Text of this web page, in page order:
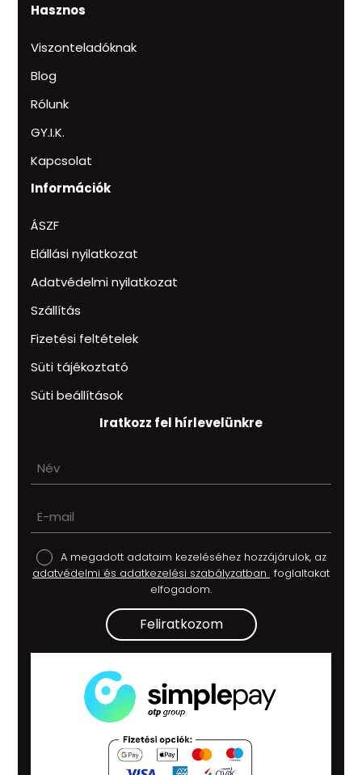
Hasznos
Viszonteladóknak
Blog
Rólunk
GY.I.K.
Kapcsolat
Információk
ÁSZF
Elállási nyilatkozat
Adatvédelmi nyilatkozat
Szállítás
Fizetési feltételek
Süti tájékoztató
Süti beállítások
Iratkozz fel hírlevelünkre
A megadott adataim kezeléséhez hozzájárulok, az
adatvédelmi és adatkezelési szabályzatban foglaltakat
elfogadom.
Feliratkozom